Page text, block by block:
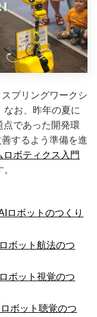
プリングワークシ
なお、昨年の夏に
点であった開発環
するよう準備を進
ロボティクス入門
ロボットのつくり
ボット航法のつ
ボット視覚のつ
ボット聴覚のつ